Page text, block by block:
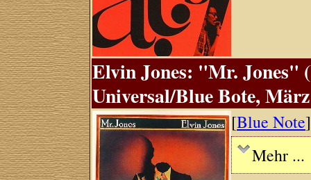
Elvin Jones: "Mr. Jones"
Universal/Blue Bote,
[Blue Note]
Mehr ...